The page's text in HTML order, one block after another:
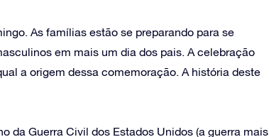
As famílias estão se preparando para se
em mais um dia dos pais. A celebração
a origem dessa comemoração. A história deste
da Guerra Civil dos Estados Unidos (a guerra mais